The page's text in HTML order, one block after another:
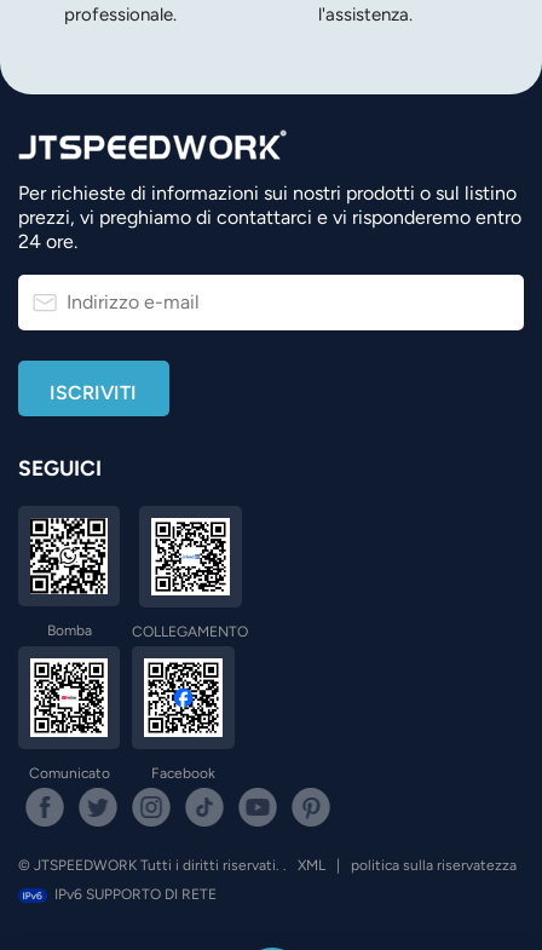
professionale.
l'assistenza.
Per richieste di informazioni sui nostri prodotti o sul listino
prezzi, vi preghiamo di contattarci e vi risponderemo entro
24 ore.
SEGUICI
Bomba COLLEGAMENTO
Comunicato Facebook
© JTSPEEDWORK Tutti i diritti riservati. . XML |
politica sulla riservatezza
IPv6 SUPPORTO DI RETE